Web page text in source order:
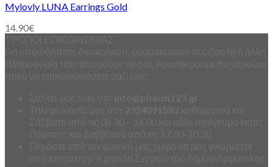
Mylovly LUNA Earrings Gold
14.90€